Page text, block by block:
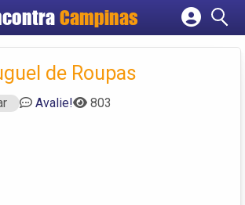
Campinas
Cadastrar empresa
Criar conta
de Roupas
Avalie! 803